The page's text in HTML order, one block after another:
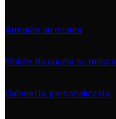
Armadio su misura
Mobile da cucina su misura
Gabinetto personalizzato